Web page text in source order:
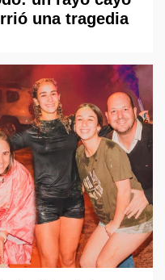
una tragedia